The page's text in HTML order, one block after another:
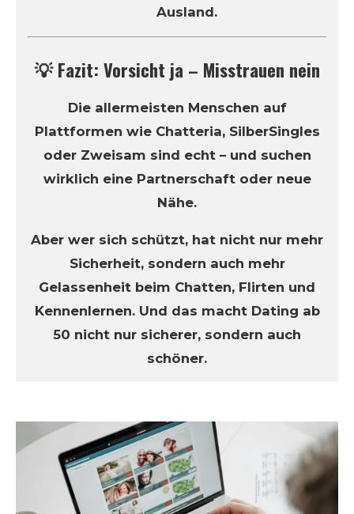
Ausland.
💡 Fazit: Vorsicht ja – Misstrauen nein
Die allermeisten Menschen auf
Plattformen wie Chatteria, SilberSingles
oder Zweisam sind echt – und suchen
wirklich eine Partnerschaft oder neue
Nähe.
Aber wer sich schützt, hat nicht nur mehr
Sicherheit, sondern auch mehr
Gelassenheit beim Chatten, Flirten und
Kennenlernen. Und das macht Dating ab
50 nicht nur sicherer, sondern auch
schöner.